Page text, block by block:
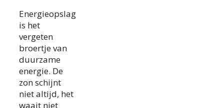
Energieopslag
is het
vergeten
broertje van
duurzame
energie. De
zon schijnt
niet altijd, het
waait niet